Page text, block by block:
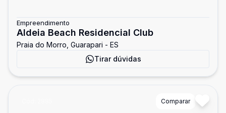
Empreendimento
Aldeia Beach Residencial Club
Praia do Morro, Guarapari - ES
Tirar dúvidas
Comparar